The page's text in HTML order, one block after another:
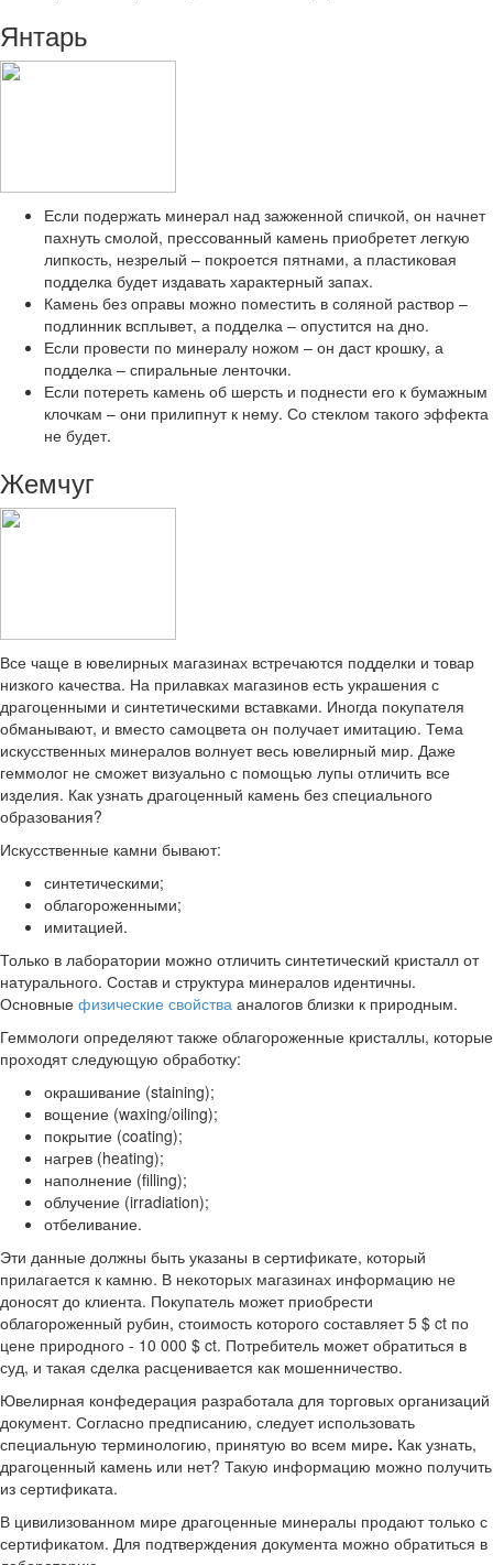
Янтарь
Если подержать минерал над зажженной спичкой, он начнет
пахнуть смолой, прессованный камень приобретет легкую
липкость, незрелый – покроется пятнами, а пластиковая
подделка будет издавать характерный запах.
Камень без оправы можно поместить в соляной раствор –
подлинник всплывет, а подделка – опустится на дно.
Если провести по минералу ножом – он даст крошку, а
подделка – спиральные ленточки.
Если потереть камень об шерсть и поднести его к бумажным
клочкам – они прилипнут к нему. Со стеклом такого эффекта
не будет.
Жемчуг
Все чаще в ювелирных магазинах встречаются подделки и товар
низкого качества. На прилавках магазинов есть украшения с
драгоценными и синтетическими вставками. Иногда покупателя
обманывают, и вместо самоцвета он получает имитацию. Тема
искусственных минералов волнует весь ювелирный мир. Даже
геммолог не сможет визуально с помощью лупы отличить все
изделия. Как узнать драгоценный камень без специального
образования?
Искусственные камни бывают:
синтетическими;
облагороженными;
имитацией.
Только в лаборатории можно отличить синтетический кристалл от
натурального. Состав и структура минералов идентичны.
Основные физические свойства аналогов близки к природным.
Геммологи определяют также облагороженные кристаллы, которые
проходят следующую обработку:
окрашивание (staining);
вощение (waxing/oiling);
покрытие (coating);
нагрев (heating);
наполнение (filling);
облучение (irradiation);
отбеливание.
Эти данные должны быть указаны в сертификате, который
прилагается к камню. В некоторых магазинах информацию не
доносят до клиента. Покупатель может приобрести
облагороженный рубин, стоимость которого составляет 5 $ ct по
цене природного - 10 000 $ ct. Потребитель может обратиться в
суд, и такая сделка расценивается как мошенничество.
Ювелирная конфедерация разработала для торговых организаций
документ. Согласно предписанию, следует использовать
специальную терминологию, принятую во всем мире. Как узнать,
драгоценный камень или нет? Такую информацию можно получить
из сертификата.
В цивилизованном мире драгоценные минералы продают только с
сертификатом. Для подтверждения документа можно обратиться в